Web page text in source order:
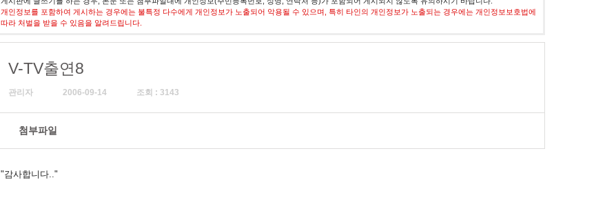
개인정보를 포함하여 게시하는 경우에는 불특정 다수에게 개인정보가 노출되어 악용될 수 있으며, 특히 타인의 개인정보가 노출되는 경우에는 개인정보보호법에
따라 처벌을 받을 수 있음을 알려드립니다.
V-TV출연8
관리자 2006-09-14 조회 : 3143
첨부파일
"감사합니다.."